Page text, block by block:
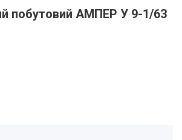
побутовий АМПЕР У 9-1/63